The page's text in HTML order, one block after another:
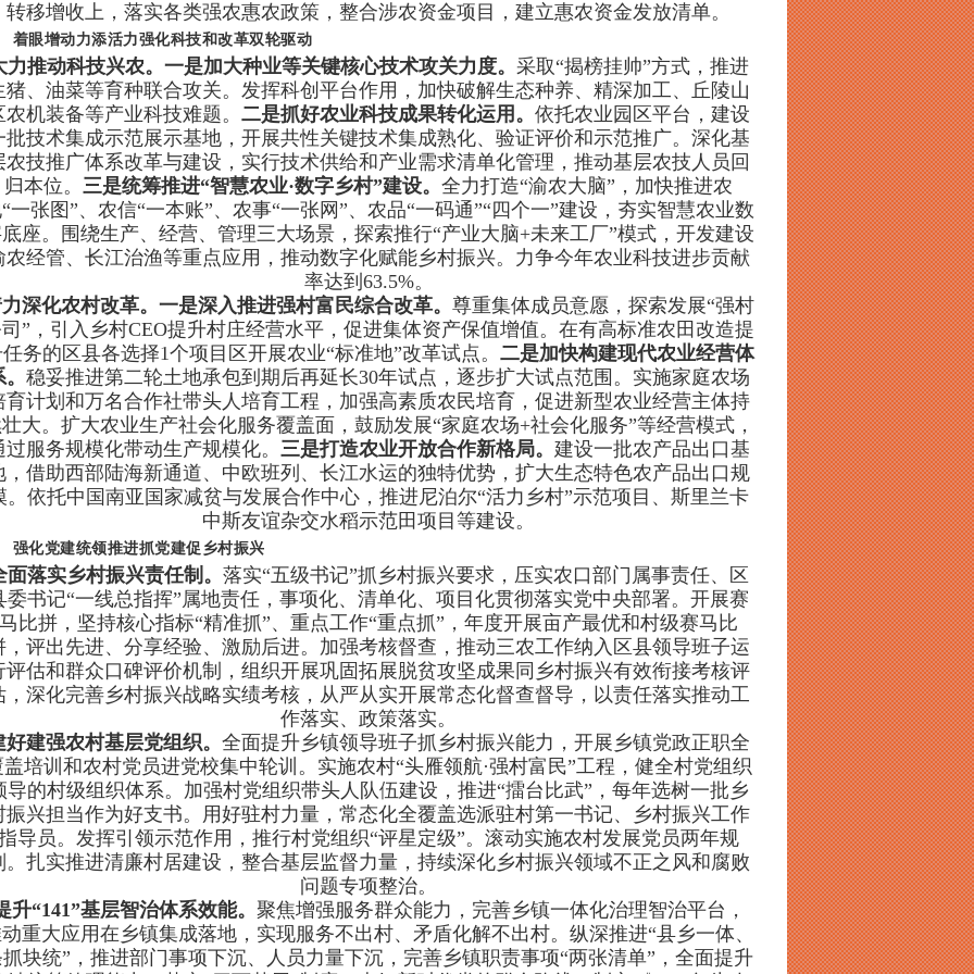
转移增收上，落实各类强农惠农政策，整合涉农资金项目，建立惠农资金发放清单。
着眼增动力添活力强化科技和改革双轮驱动
力推动科技兴农。 一是加大种业等关键核心技术攻关力度。 采取“揭榜挂帅”方式，推进
猪、油菜等育种联合攻关。发挥科创平台作用，加快破解生态种养、精深加工、丘陵山
农机装备等产业科技难题。 二是抓好农业科技成果转化运用。 依托农业园区平台，建设
批技术集成示范展示基地，开展共性关键技术集成熟化、验证评价和示范推广。深化基
农技推广体系改革与建设，实行技术供给和产业需求清单化管理，推动基层农技人员回
归本位。 三是统筹推进“智慧农业·数字乡村”建设。 全力打造“渝农大脑”，加快推进农
一张图”、农信“一本账”、农事“一张网”、农品“一码通”“四个一”建设，夯实智慧农业数
座。围绕生产、经营、管理三大场景，探索推行“产业大脑+未来工厂”模式，开发建设
农经管、长江治渔等重点应用，推动数字化赋能乡村振兴。力争今年农业科技进步贡献
率达到63.5%。
深化农村改革。一是深入推进强村富民综合改革。 尊重集体成员意愿，探索发展“强村
”，引入乡村CEO提升村庄经营水平，促进集体资产保值增值。在有高标准农田改造提
务的区县各选择1个项目区开展农业“标准地”改革试点。 二是加快构建现代农业经营体
稳妥推进第二轮土地承包到期后再延长30年试点，逐步扩大试点范围。实施家庭农场
育计划和万名合作社带头人培育工程，加强高素质农民培育，促进新型农业经营主体持
大。扩大农业生产社会化服务覆盖面，鼓励发展“家庭农场+社会化服务”等经营模式，
过服务规模化带动生产规模化。 三是打造农业开放合作新格局。 建设一批农产品出口基
，借助西部陆海新通道、中欧班列、长江水运的独特优势，扩大生态特色农产品出口规
。依托中国南亚国家减贫与发展合作中心，推进尼泊尔“活力乡村”示范项目、斯里兰卡
中斯友谊杂交水稻示范田项目等建设。
强化党建统领推进抓党建促乡村振兴
面落实乡村振兴责任制。 落实“五级书记”抓乡村振兴要求，压实农口部门属事责任、区
委书记“一线总指挥”属地责任，事项化、清单化、项目化贯彻落实党中央部署。开展赛
马比拼，坚持核心指标“精准抓”、重点工作“重点抓”，年度开展亩产最优和村级赛马比
，评出先进、分享经验、激励后进。加强考核督查，推动三农工作纳入区县领导班子运
评估和群众口碑评价机制，组织开展巩固拓展脱贫攻坚成果同乡村振兴有效衔接考核评
，深化完善乡村振兴战略实绩考核，从严从实开展常态化督查督导，以责任落实推动工
作落实、政策落实。
好建强农村基层党组织。 全面提升乡镇领导班子抓乡村振兴能力，开展乡镇党政正职全
盖培训和农村党员进党校集中轮训。实施农村“头雁领航·强村富民”工程，健全村党组织
导的村级组织体系。加强村党组织带头人队伍建设，推进“擂台比武”，每年选树一批乡
振兴担当作为好支书。用好驻村力量，常态化全覆盖选派驻村第一书记、乡村振兴工作
导员。发挥引领示范作用，推行村党组织“评星定级”。滚动实施农村发展党员两年规
。扎实推进清廉村居建设，整合基层监督力量，持续深化乡村振兴领域不正之风和腐败
问题专项整治。
升“141”基层智治体系效能。 聚焦增强服务群众能力，完善乡镇一体化治理智治平台，
重大应用在乡镇集成落地，实现服务不出村、矛盾化解不出村。纵深推进“县乡一体、
块统”，推进部门事项下沉、人员力量下沉，完善乡镇职责事项“两张清单”，全面提升